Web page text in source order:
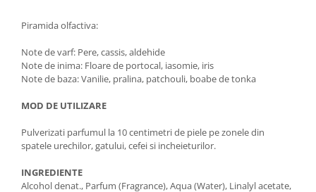
Piramida olfactiva:
Note de varf: Pere, cassis, aldehide
Note de inima: Floare de portocal, iasomie, iris
Note de baza: Vanilie, pralina, patchouli, boabe de tonka
MOD DE UTILIZARE
Pulverizati parfumul la 10 centimetri de piele pe zonele din
spatele urechilor, gatului, cefei si incheieturilor.
INGREDIENTE
Alcohol denat., Parfum (Fragrance), Aqua (Water), Linalyl acetate,